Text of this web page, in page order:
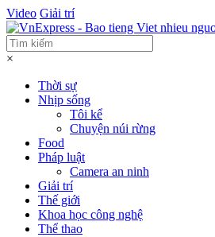
Video Giải trí
×
Thời sự
Nhịp sống
Tôi kể
Chuyện núi rừng
Food
Pháp luật
Camera an ninh
Giải trí
Thế giới
Khoa học công nghệ
Thể thao